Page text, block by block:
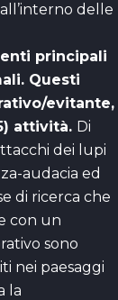
delle
principali
Questi
evitante,
attività. Di
dei lupi
audacia ed
di ricerca che
con un
sono
nei paesaggi
la